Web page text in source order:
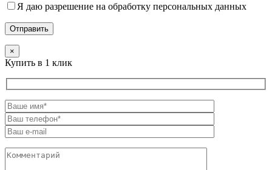
Я даю разрешение на обработку персональных данных
×
Купить в 1 клик